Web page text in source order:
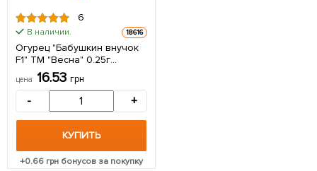
6
В наличии. 18616
Огурец "Бабушкин внучок
F1" ТМ "Весна" 0.25г
(самоопыляемый)
цена 16.53 грн
- +
КУПИТЬ
+0.66 грн бонусов за покупку